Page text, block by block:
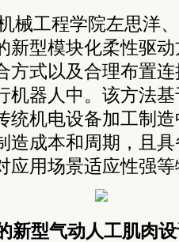
械工程学院左思洋
新型模块化柔性驱
方式以及合理布置
机器人中。该方法
统机电设备加工制
造成本和周期，且
应用场景适应性强
新型气动人工肌肉